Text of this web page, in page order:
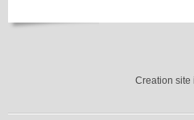
Creation site